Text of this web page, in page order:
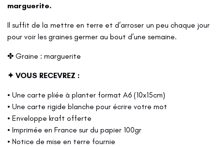
marguerite.
Il suffit de la mettre en terre et d’arroser un peu chaque jour
pour voir les graines germer au bout d’une semaine.
✤ Graine : marguerite
✦ VOUS RECEVREZ :
• Une carte pliée à planter format A6 (10x15cm)
• Une carte rigide blanche pour écrire votre mot
• Enveloppe kraft offerte
• Imprimée en France sur du papier 100gr
• Notice de mise en terre fournie